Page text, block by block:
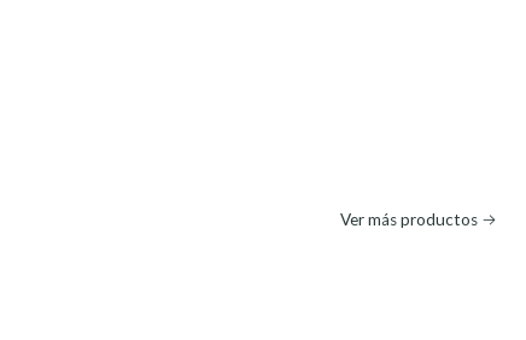
Ver más productos